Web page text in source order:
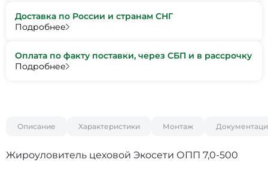
Доставка по России и странам СНГ
Подробнее
Оплата по факту поставки, через СБП и в рассрочку
Подробнее
Описание Характеристики Монтаж
Жироуловитель цеховой Экосети ОПП 7,0-500